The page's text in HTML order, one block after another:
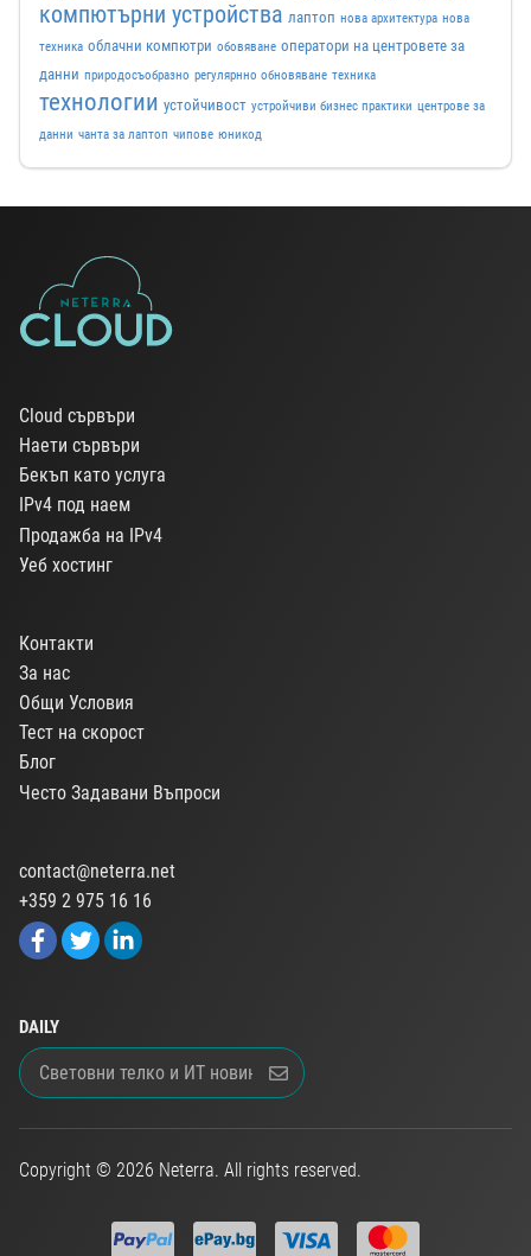
компютърни устройства лаптоп нова архитектура нова
техника облачни компютри обовяване оператори на центровете за
данни природосъобразно регулярнно обновяване техника
технологии устойчивост устройчиви бизнес практики центрове за
данни чанта за лаптоп чипове юникод
Cloud сървъри
Наети сървъри
Бекъп като услуга
IPv4 под наем
Продажба на IPv4
Уеб хостинг
Контакти
За нас
Общи Условия
Тест на скорост
Блог
Често Задавани Въпроси
contact@neterra.net
+359 2 975 16 16
DAILY
Copyright © 2026 Neterra. All rights reserved.